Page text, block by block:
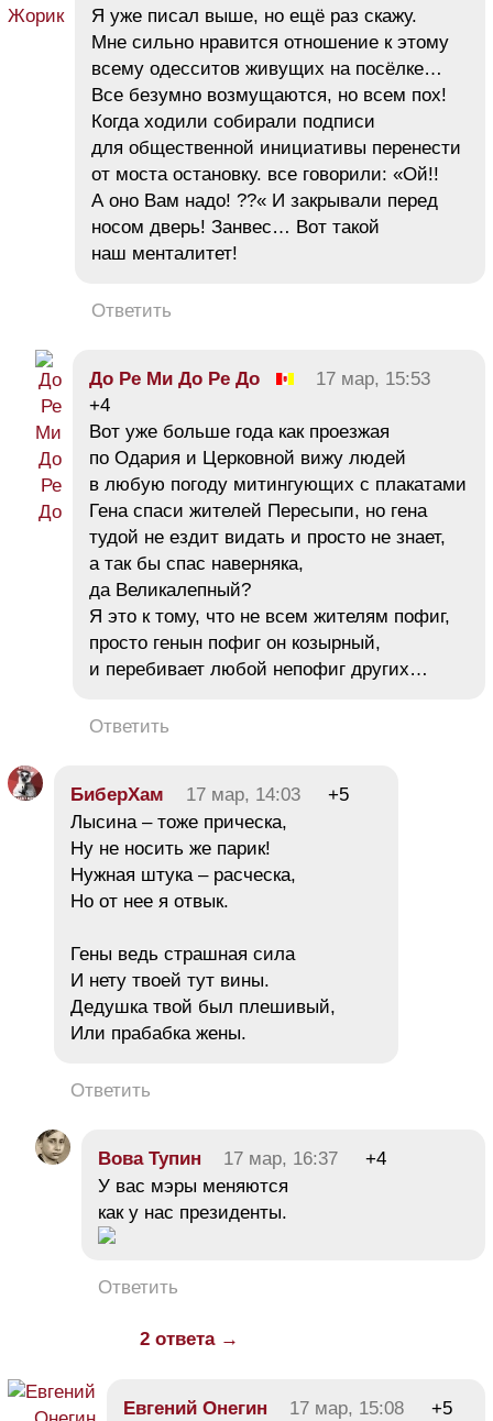
Я уже писал выше, но ещё раз скажу.
Мне сильно нравится отношение к этому
всему одесситов живущих на посёлке…
Все безумно возмущаются, но всем пох!
Когда ходили собирали подписи
для общественной инициативы перенести
от моста остановку. все говорили: «Ой!!
А оно Вам надо! ??« И закрывали перед
носом дверь! Занвес… Вот такой
наш менталитет!
Ответить
До Ре Ми До Ре До
17 мар, 15:53
+4
Вот уже больше года как проезжая
по Одария и Церковной вижу людей
в любую погоду митингующих с плакатами
Гена спаси жителей Пересыпи, но гена
тудой не ездит видать и просто не знает,
а так бы спас наверняка,
да Великалепный?
Я это к тому, что не всем жителям пофиг,
просто генын пофиг он козырный,
и перебивает любой непофиг других…
Ответить
БиберХам 17 мар, 14:03
+5
Лысина – тоже прическа,
Ну не носить же парик!
Нужная штука – расческа,
Но от нее я отвык.
Гены ведь страшная сила
И нету твоей тут вины.
Дедушка твой был плешивый,
Или прабабка жены.
Ответить
Вова Тупин 17 мар, 16:37
+4
У вас мэры меняются
как у нас президенты.
Ответить
2 ответа →
Евгений Онегин 17 мар, 15:08 +5